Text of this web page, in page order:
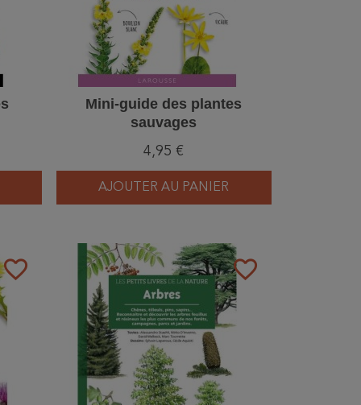
Mini-guide des plantes
sauvages
4,95 €
AJOUTER AU PANIER
favorite_border favorite_border